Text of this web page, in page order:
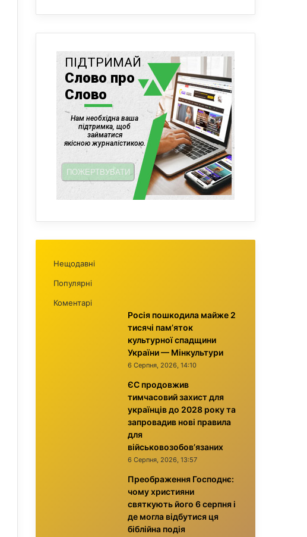
Нещодавні
Популярні
Коментарі
Росія пошкодила майже 2
тисячі пам’яток
культурної спадщини
України — Мінкультури
6 Серпня, 2026, 14:10
ЄС продовжив
тимчасовий захист для
українців до 2028 року та
запровадив нові правила
для
військовозобов’язаних
6 Серпня, 2026, 13:57
Преображення Господнє:
чому християни
святкують його 6 серпня і
де могла відбутися ця
біблійна подія